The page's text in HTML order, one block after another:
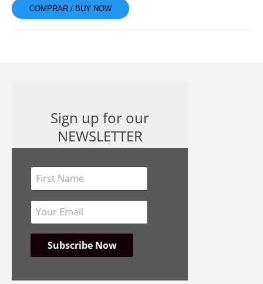
COMPRAR / BUY NOW
Sign up for our
NEWSLETTER